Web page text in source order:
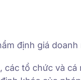
định giá doanh
, các tổ chức và cá